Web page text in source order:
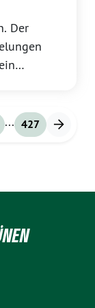
Der
sowie
... 427